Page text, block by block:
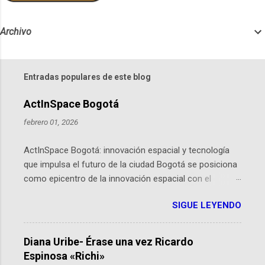
Archivo
Entradas populares de este blog
ActInSpace Bogotá
febrero 01, 2026
ActInSpace Bogotá: innovación espacial y tecnología
que impulsa el futuro de la ciudad Bogotá se posiciona
como epicentro de la innovación espacial con el
hackathon global que convierte tecnologías de la
Agencia Espacial Europea en soluciones prácticas para
la vida cotidiana. Este evento, organizado por el
Planetario de Bogotá del Idartes y la Universidad de los
SIGUE LEYENDO
Diana Uribe- Érase una vez Ricardo
Espinosa «Richi»